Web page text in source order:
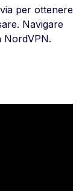
per ottenere
Navigare
NordVPN.